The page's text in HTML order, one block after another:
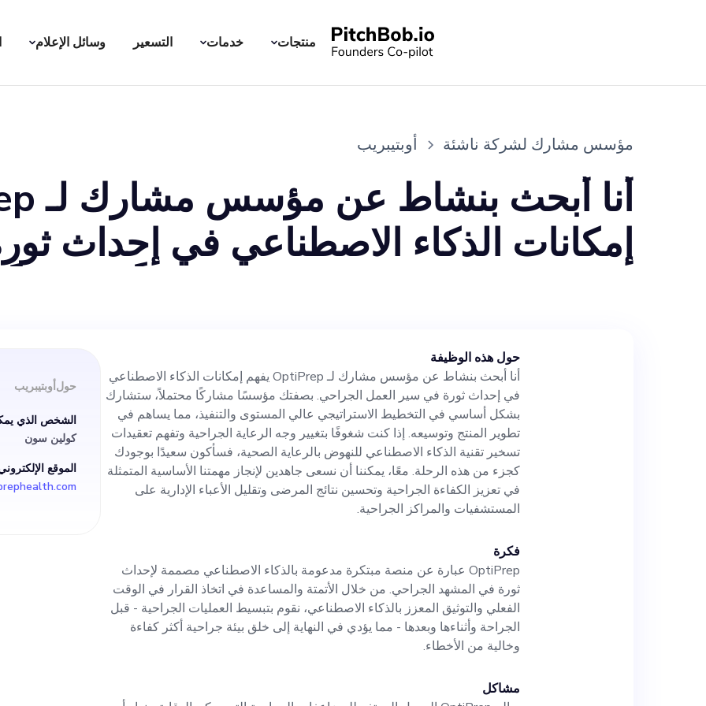
منتجات خدمات التسعير وسائل الإعلام
مؤسس مشارك لشركة ناشئة أوبتيبريب
إمكانات الذكاء الاصطناعي في إحداث
مما يساهم في تطوير المنتج وتوسيعه. إذا
وجه الرعاية الجراحية وتفهم تعقيدات
الاصطناعي للنهوض بالرعاية الصحية،
بوجودك كجزء من هذه الرحلة. معًا،
لإنجاز مهمتنا الأساسية المتمثلة في تعزيز
وتحسين نتائج المرضى وتقليل الأعباء
المستشفيات والمراكز الجراحية.
حول هذه الوظيفة
أنا أبحث بنشاط عن مؤسس مشارك لـ OptiPrep يفهم إمكانات الذكاء الاصطناعي
في إحداث ثورة في سير العمل الجراحي. بصفتك مؤسسًا مشاركًا محتملاً، ستشارك
بشكل أساسي في التخطيط الاستراتيجي عالي المستوى والتنفيذ، مما يساهم في
تطوير المنتج وتوسيعه. إذا كنت شغوفًا بتغيير وجه الرعاية الجراحية وتفهم تعقيدات
تسخير تقنية الذكاء الاصطناعي للنهوض بالرعاية الصحية، فسأكون سعيدًا بوجودك
كجزء من هذه الرحلة. معًا، يمكننا أن نسعى جاهدين لإنجاز مهمتنا الأساسية المتمثلة
في تعزيز الكفاءة الجراحية وتحسين نتائج المرضى وتقليل الأعباء الإدارية على
المستشفيات والمراكز الجراحية.
فكرة
OptiPrep عبارة عن منصة مبتكرة مدعومة بالذكاء الاصطناعي مصممة لإحداث
ثورة في المشهد الجراحي. من خلال الأتمتة والمساعدة في اتخاذ القرار في الوقت
الفعلي والتوثيق المعزز بالذكاء الاصطناعي، نقوم بتبسيط العمليات الجراحية - قبل
الجراحة وأثناءها وبعدها - مما يؤدي في النهاية إلى خلق بيئة جراحية أكثر كفاءة
وخالية من الأخطاء.
مشاكل
حولأوبتيبريب
الشخص الذي
كولين سون
الموقع